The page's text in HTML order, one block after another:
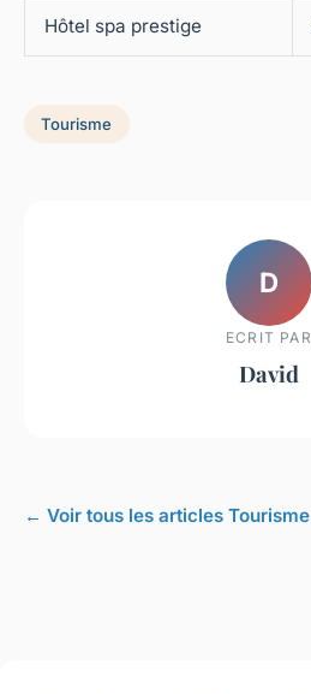
Hôtel spa prestige
Tourisme
D
ECRIT PAR
David
← Voir tous les articles Tourisme